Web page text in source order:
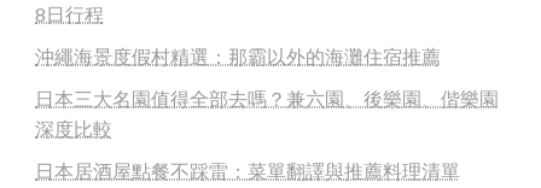
8日行程
沖繩海景度假村精選：那霸以外的海灘住宿推薦
日本三大名園值得全部去嗎？兼六園、後樂園、偕樂園
深度比較
日本居酒屋點餐不踩雷：菜單翻譯與推薦料理清單